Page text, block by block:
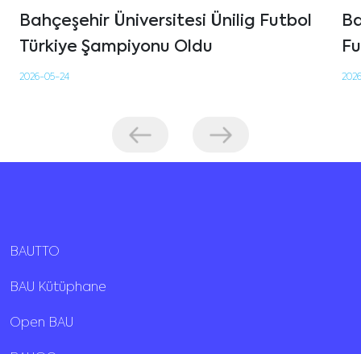
Bahçeşehir Üniversitesi Ünilig Futbol
Türkiye Şampiyonu Oldu
2026-05-24
BAUTTO
BAU Kütüphane
Open BAU